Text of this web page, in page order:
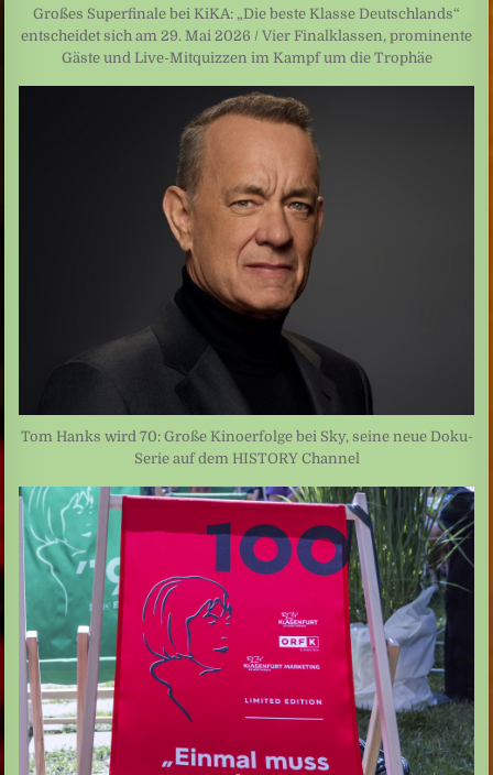
Großes Superfinale bei KiKA: „Die beste Klasse Deutschlands“
entscheidet sich am 29. Mai 2026 / Vier Finalklassen, prominente
Gäste und Live-Mitquizzen im Kampf um die Trophäe
Tom Hanks wird 70: Große Kinoerfolge bei Sky, seine neue Doku-
Serie auf dem HISTORY Channel